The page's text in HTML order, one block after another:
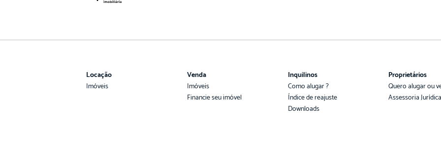
Locação
Imóveis
Venda
Imóveis
Financie seu imóvel
Inquilinos
Como alugar ?
Índice de reajuste
Downloads
Proprietários
Quero alugar ou
Assessoria